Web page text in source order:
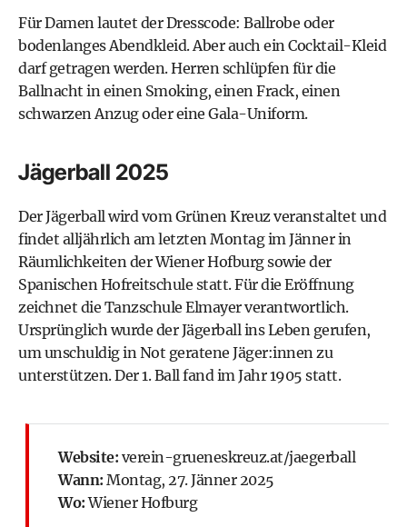
Für Damen lautet der Dresscode: Ballrobe oder
bodenlanges Abendkleid. Aber auch ein Cocktail-Kleid
darf getragen werden. Herren schlüpfen für die
Ballnacht in einen Smoking, einen Frack, einen
schwarzen Anzug oder eine Gala-Uniform.
Jägerball 2025
DerJägerballwird vom Grünen Kreuz veranstaltet und
findet alljährlich am letzten Montag im Jänner in
Räumlichkeiten der Wiener Hofburg sowie der
Spanischen Hofreitschule statt. Für die Eröffnung
zeichnet die Tanzschule Elmayer verantwortlich.
Ursprünglich wurde der Jägerball ins Leben gerufen,
um unschuldig in Not geratene Jäger:innen zu
unterstützen. Der 1. Ball fand im Jahr 1905 statt.
Website: verein-grueneskreuz.at/jaegerball
Wann: Montag, 27. Jänner 2025
Wo:Wiener Hofburg